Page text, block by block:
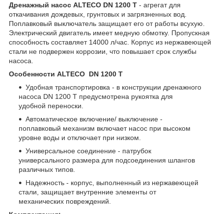
Дренажный насос ALTECO DN 1200 T - агрегат для
откачивания дождевых, грунтовых и загрязненных вод.
Поплавковый выключатель защищает его от работы всухую.
Электрический двигатель имеет медную обмотку. Пропускная
способность составляет 14000 л/час. Корпус из нержавеющей
стали не подвержен коррозии, что повышает срок службы
насоса.
Особенности ALTECO DN 1200 T
Удобная транспортировка - в конструкции дренажного
насоса DN 1200 T предусмотрена рукоятка для
удобной переноски.
Автоматическое включение/ выключение -
поплавковый механизм включает насос при высоком
уровне воды и отключает при низком.
Универсальное соединение - патрубок
универсального размера для подсоединения шлангов
различных типов.
Надежность - корпус, выполненный из нержавеющей
стали, защищает внутренние элементы от
механических повреждений.